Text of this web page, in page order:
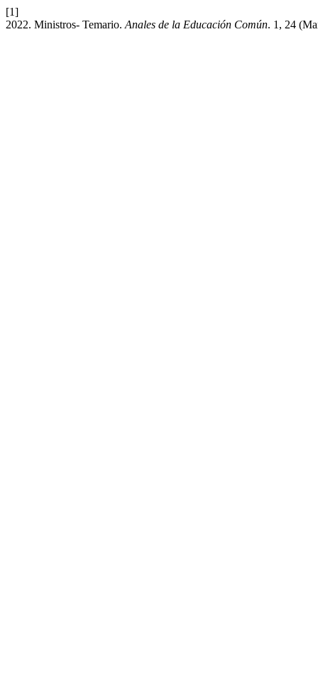
[1]
2022. Ministros- Temario. Anales de la Educación Común. 1, 24